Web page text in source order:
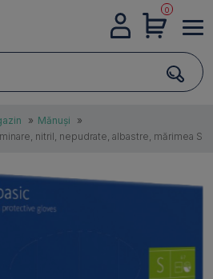
0
» Mănuși
»
nitril, nepudrate, albastre, mărimea S